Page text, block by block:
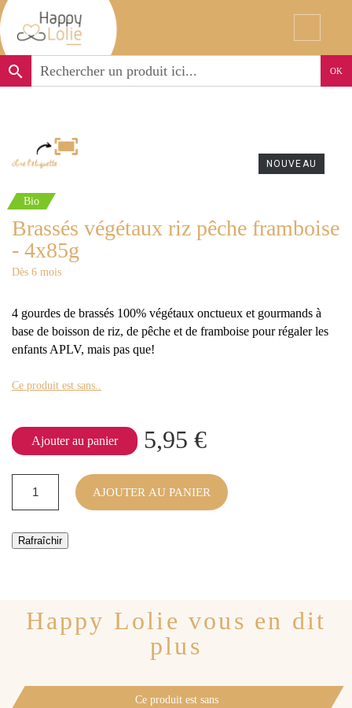
search OK
NOUVEAU
Bio
Brassés végétaux riz pêche framboise
- 4x85g
Dès 6 mois
4 gourdes de brassés 100% végétaux onctueux et gourmands à
base de boisson de riz, de pêche et de framboise pour régaler les
enfants APLV, mais pas que!
Ce produit est sans..
Ajouter au panier 5,95 €
AJOUTER AU PANIER
Happy Lolie vous en dit
plus
Ce produit est sans